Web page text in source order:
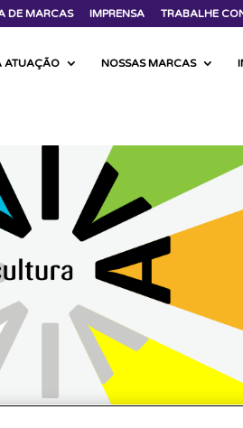
DE MARCAS IMPRENSA TRABALHE
ATUAÇÃO NOSSAS MARCAS